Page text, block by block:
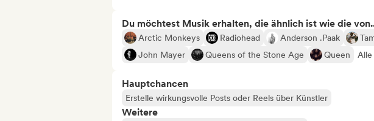
Du möchtest Musik erhalten, die ähnlich ist wie die
Arctic Monkeys Radiohead Anderson .Paak
John Mayer
Queens of the Stone Age Queen Alle
Hauptchancen
Erstelle wirkungsvolle Posts oder Reels über Künstler
Weitere